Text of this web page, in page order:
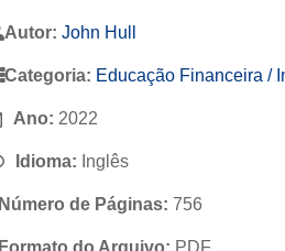
Autor: John Hull
Categoria: Educação Financeira /
Ano: 2022
Idioma: Inglês
Número de Páginas: 756
Formato do Arquivo: PDF